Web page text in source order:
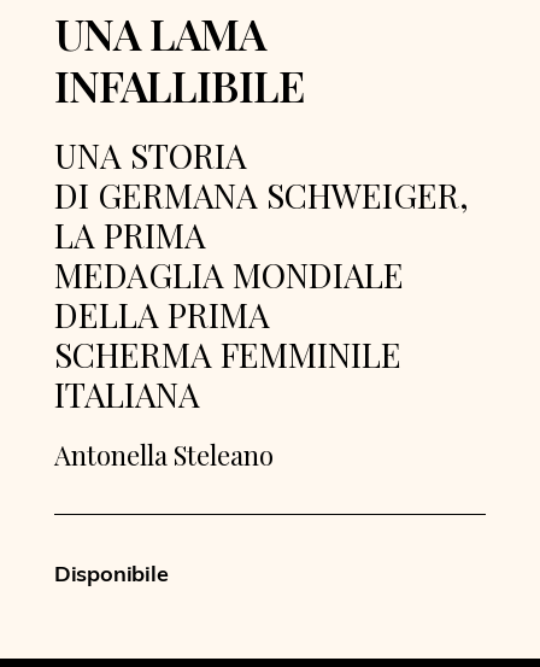
UNA LAMA
INFALLIBILE
UNA STORIA
DI GERMANA SCHWEIGER,
LA PRIMA
MEDAGLIA MONDIALE
DELLA PRIMA
SCHERMA FEMMINILE
ITALIANA
Antonella Steleano
Disponibile